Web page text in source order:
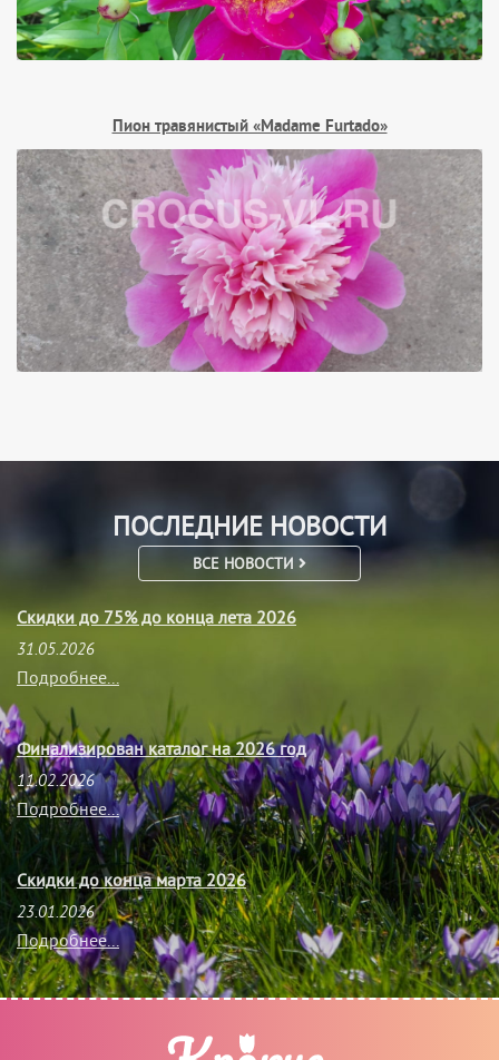
Пион травянистый «Madame Furtado»
ПОСЛЕДНИЕ НОВОСТИ
ВСЕ НОВОСТИ
Скидки до 75% до конца лета 2026
31.05.2026
Подробнее...
Финализирован каталог на 2026 год
11.02.2026
Подробнее...
Скидки до конца марта 2026
23.01.2026
Подробнее...